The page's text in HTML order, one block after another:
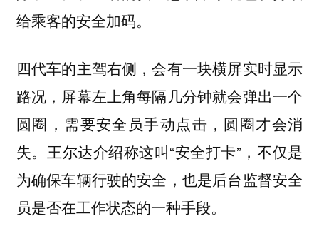
给乘客的安全加码。
四代车的主驾右侧，会有一块横屏实时显示
路况，屏幕左上角每隔几分钟就会弹出一个
圆圈，需要安全员手动点击，圆圈才会消
失。王尔达介绍称这叫“安全打卡”，不仅是
为确保车辆行驶的安全，也是后台监督安全
员是否在工作状态的一种手段。